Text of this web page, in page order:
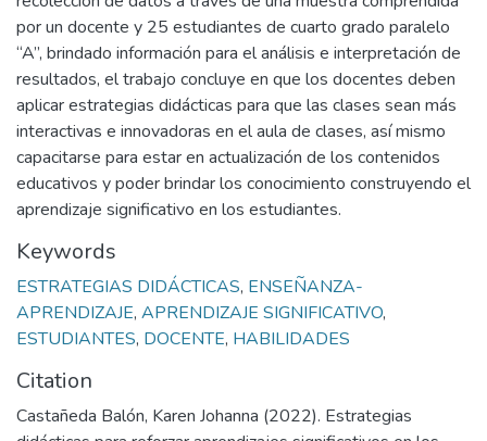
por un docente y 25 estudiantes de cuarto grado paralelo
“A”, brindado información para el análisis e interpretación de
resultados, el trabajo concluye en que los docentes deben
aplicar estrategias didácticas para que las clases sean más
interactivas e innovadoras en el aula de clases, así mismo
capacitarse para estar en actualización de los contenidos
educativos y poder brindar los conocimiento construyendo el
aprendizaje significativo en los estudiantes.
Keywords
ESTRATEGIAS DIDÁCTICAS, ENSEÑANZA-
APRENDIZAJE, APRENDIZAJE SIGNIFICATIVO,
ESTUDIANTES, DOCENTE, HABILIDADES
Citation
Castañeda Balón, Karen Johanna (2022). Estrategias